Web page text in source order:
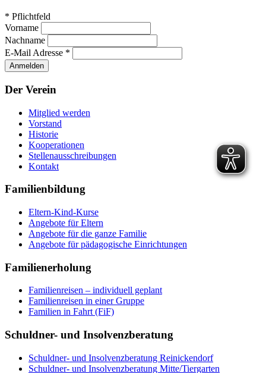
* Pflichtfeld
Vorname
Nachname
E-Mail Adresse *
Der Verein
Mitglied werden
Vorstand
Historie
Kooperationen
Stellenausschreibungen
Kontakt
Familienbildung
Eltern-Kind-Kurse
Angebote für Eltern
Angebote für die ganze Familie
Angebote für pädagogische Einrichtungen
Familienerholung
Familienreisen – individuell geplant
Familienreisen in einer Gruppe
Familien in Fahrt (FiF)
Schuldner- und Insolvenzberatung
Schuldner- und Insolvenzberatung Reinickendorf
Schuldner- und Insolvenzberatung Mitte/Tiergarten